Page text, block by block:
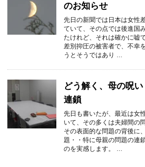
のお知らせ
先日の新聞では日本は女性
ていて、その点では後進国
たけれど、それは確かに嘘
差別抑圧の被害者で、不幸
うとそうではあり ...
どう解く、母の呪
連鎖
先日も書いたが、最近は女
いて、その多くは夫婦間の
その表面的な問題の背後に
題・・特に母親の問題の連
のを実感します。 ...